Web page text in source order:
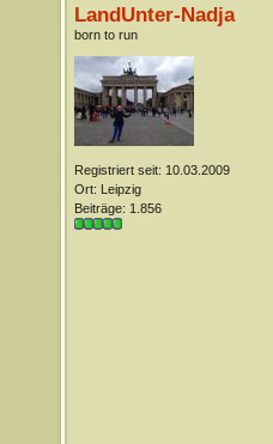
LandUnter-Nadja
born to run
Registriert seit: 10.03.2009
Ort: Leipzig
Beiträge: 1.856